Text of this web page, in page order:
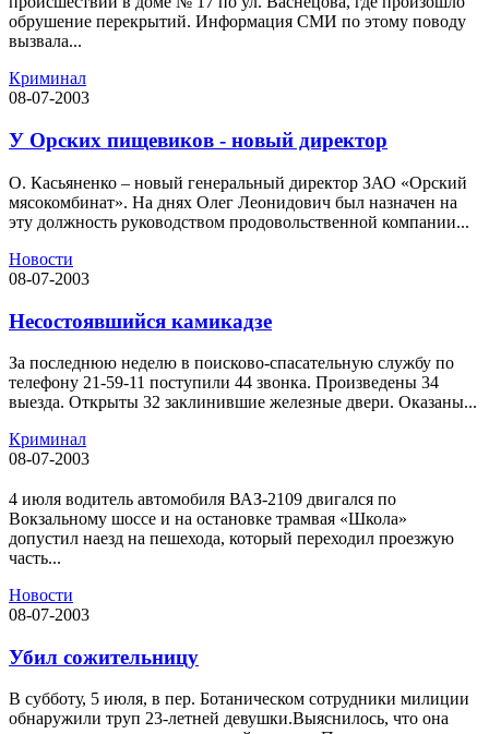
обрушение перекрытий. Информация СМИ по этому поводу
вызвала...
Криминал
08-07-2003
У Орских пищевиков - новый директор
О. Касьяненко – новый генеральный директор ЗАО «Орский
мясокомбинат». На днях Олег Леонидович был назначен на
эту должность руководством продовольственной компании...
Новости
08-07-2003
Несостоявшийся камикадзе
За последнюю неделю в поисково-спасательную службу по
телефону 21-59-11 поступили 44 звонка. Произведены 34
выезда. Открыты 32 заклинившие железные двери. Оказаны...
Криминал
08-07-2003
4 июля водитель автомобиля ВАЗ-2109 двигался по
Вокзальному шоссе и на остановке трамвая «Школа»
допустил наезд на пешехода, который переходил проезжую
часть...
Новости
08-07-2003
Убил сожительницу
В субботу, 5 июля, в пер. Ботаническом сотрудники милиции
обнаружили труп 23-летней девушки.Выяснилось, что она